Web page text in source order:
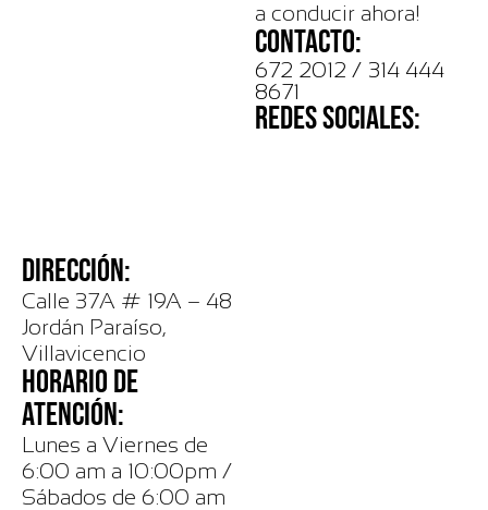
a conducir ahora!
CONTACTO:
672 2012 / 314 444
8671
REDES SOCIALES:
DIRECCIÓN:
Calle 37A # 19A – 48
Jordán Paraíso,
Villavicencio
HORARIO DE
ATENCIÓN:
Lunes a Viernes de
6:00 am a 10:00pm /
Sábados de 6:00 am